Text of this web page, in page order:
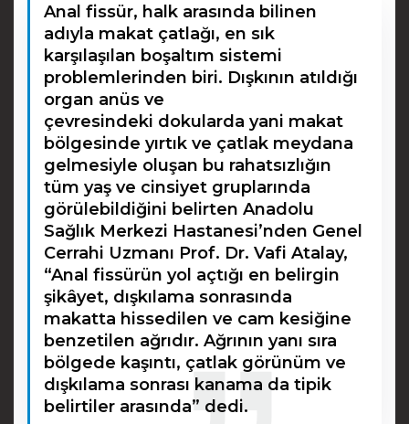
Anal fissür, halk arasında bilinen
adıyla makat çatlağı, en sık
karşılaşılan boşaltım sistemi
problemlerinden biri. Dışkının atıldığı
organ anüs ve
çevresindeki dokularda yani makat
bölgesinde yırtık ve çatlak meydana
gelmesiyle oluşan bu rahatsızlığın
tüm yaş ve cinsiyet gruplarında
görülebildiğini belirten Anadolu
Sağlık Merkezi Hastanesi’nden Genel
Cerrahi Uzmanı Prof. Dr. Vafi Atalay,
“Anal fissürün yol açtığı en belirgin
şikâyet, dışkılama sonrasında
makatta hissedilen ve cam kesiğine
benzetilen ağrıdır. Ağrının yanı sıra
bölgede kaşıntı, çatlak görünüm ve
dışkılama sonrası kanama da tipik
belirtiler arasında” dedi.